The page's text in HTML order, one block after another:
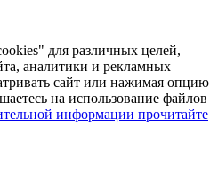
для различных целей,
аналитики и рекламных
сайт или нажимая опцию
на использование файлов
информации прочитайте